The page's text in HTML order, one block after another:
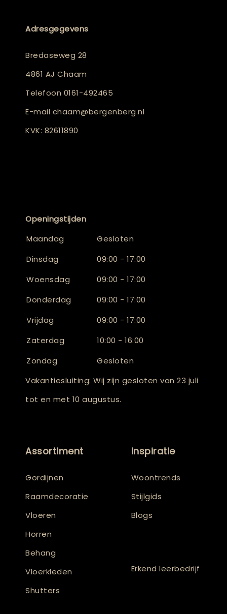
Adresgegevens
Bredaseweg 28
4861 AJ Chaam
Telefoon 0161-492465
E-mail chaam@bergenberg.nl
KVK: 82611890
Openingstijden
Maandag
Gesloten
Dinsdag
09:00 - 17:00
Woensdag
09:00 - 17:00
Donderdag
09:00 - 17:00
Vrijdag
09:00 - 17:00
Zaterdag
10:00 - 16:00
Zondag
Gesloten
Vakantiesluiting: Wij zijn gesloten van 23 juli
tot en met 10 augustus.
Assortiment
Gordijnen
Raamdecoratie
Vloeren
Horren
Behang
Vloerkleden
Shutters
Inspiratie
Woontrends
Stijlgids
Blogs
Erkend leerbedrijf